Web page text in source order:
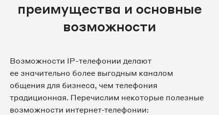
преимущества и основные
возможности
Возможности IP-телефонии делают
ее значительно более выгодным каналом
общения для бизнеса, чем телефония
традиционная. Перечислим некоторые полезные
возможности интернет-телефонии: